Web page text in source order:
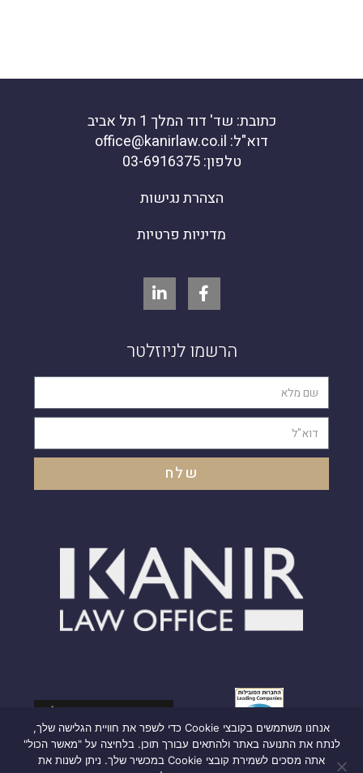
כתובת: שד' דוד המלך 1 תל אביב
דוא"ל: office@kanirlaw.co.il
טלפון: 03-6916375
הצהרת נגישות
מדיניות פרטיות
הרשמו לניוזלטר
שלח
אנחנו משתמשים בקובצי Cookie כדי לשפר את חוויית הגלישה שלך,
לנתח את התנועה באתר ולהתאים עבורך תוכן. בלחיצה על "מאשר הכול"
אתה מסכים לשמירת קובצי Cookie במכשיר שלך. ניתן לשנות את